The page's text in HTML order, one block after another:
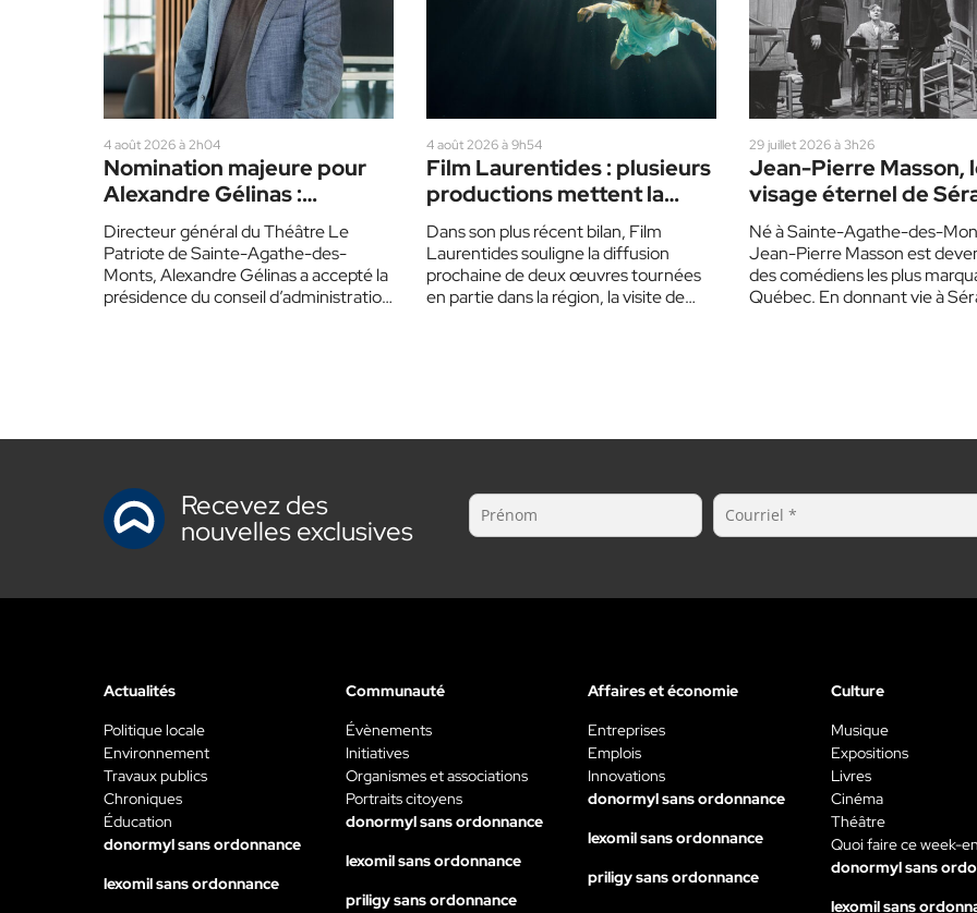
4 août 2026 à 2h04
Nomination majeure pour
Alexandre Gélinas :
le directeur du
Patriote devient
président de la Maison de la
chanson du Québec
Directeur général du Théâtre Le
Patriote de Sainte-Agathe-des-
Monts, Alexandre Gélinas a accepté la
présidence du conseil d’administration
4 août 2026 à 9h54
Film Laurentides : plusieurs
productions mettent la
région en vedette
Dans son plus récent bilan, Film
Laurentides souligne la diffusion
prochaine de deux œuvres tournées
en partie dans la région, la visite de
29 juillet 2026 à 3h26
Jean-Pierre Masson,
visage éternel de
Né à Sainte-Agathe-des-
Jean-Pierre Masson est
des comédiens les plus
Québec. En donnant vie à
Recevez des
nouvelles exclusives
Actualités
Politique locale
Environnement
Travaux publics
Chroniques
Éducation
donormyl sans ordonnance
lexomil sans ordonnance
Communauté
Évènements
Initiatives
Organismes et associations
Portraits citoyens
donormyl sans ordonnance
lexomil sans ordonnance
priligy sans ordonnance
Affaires et économie
Entreprises
Emplois
Innovations
donormyl sans ordonnance
lexomil sans ordonnance
priligy sans ordonnance
Culture
Musique
Expositions
Livres
Cinéma
Théâtre
Quoi faire ce week-
donormyl sans
lexomil sans